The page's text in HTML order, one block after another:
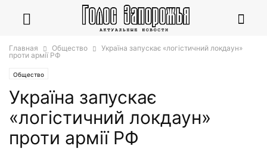
Главная Общество
Україна запускає «логістичний локдаун»
проти армії РФ
Общество
Україна запускає
«логістичний локдаун»
проти армії РФ